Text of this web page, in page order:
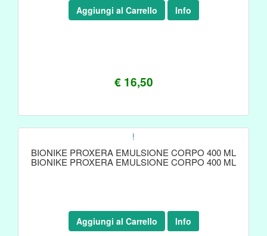
€ 16,50
Aggiungi al Carrello Info
!
BIONIKE PROXERA EMULSIONE CORPO 400 ML
BIONIKE PROXERA EMULSIONE CORPO 400 ML
Aggiungi al Carrello Info